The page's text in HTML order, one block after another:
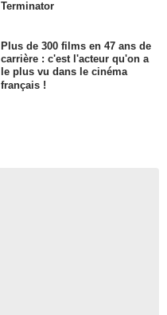
Terminator
Plus de 300 films en 47 ans de
carrière : c'est l'acteur qu'on a
le plus vu dans le cinéma
français !